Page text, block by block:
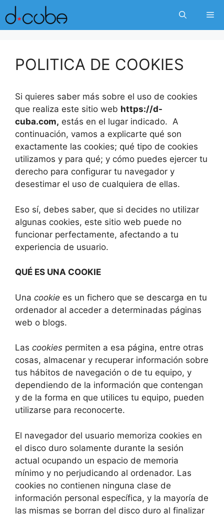
Skip
to
content
POLITICA DE COOKIES
Si quieres saber más sobre el uso de cookies
que realiza este sitio web https://d-
cuba.com, estás en el lugar indicado. A
continuación, vamos a explicarte qué son
exactamente las cookies; qué tipo de cookies
utilizamos y para qué; y cómo puedes ejercer tu
derecho para configurar tu navegador y
desestimar el uso de cualquiera de ellas.
Eso sí, debes saber, que si decides no utilizar
algunas cookies, este sitio web puede no
funcionar perfectamente, afectando a tu
experiencia de usuario.
QUÉ ES UNA COOKIE
Una cookie es un fichero que se descarga en tu
ordenador al acceder a determinadas páginas
web o blogs.
Las cookies permiten a esa página, entre otras
cosas, almacenar y recuperar información sobre
tus hábitos de navegación o de tu equipo, y
dependiendo de la información que contengan
y de la forma en que utilices tu equipo, pueden
utilizarse para reconocerte.
El navegador del usuario memoriza cookies en
el disco duro solamente durante la sesión
actual ocupando un espacio de memoria
mínimo y no perjudicando al ordenador. Las
cookies no contienen ninguna clase de
información personal específica, y la mayoría de
las mismas se borran del disco duro al finalizar